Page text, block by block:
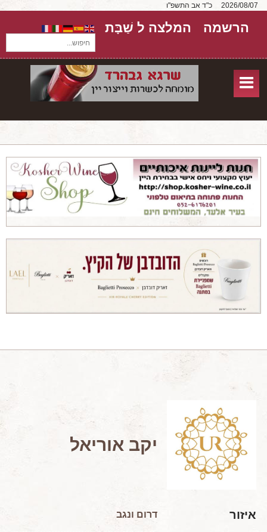
כ"ד אב התשפ"ו
חיפוש...
הרשמה המלצה ל שַׁבָּת
אודות
שירותים
יקבים
מאמרים
טורים על יקבים
מאמרים מקצועיים
מאמרים הלכתיים
המלצות יין לְ שַׁבָּת
חדשות ועדכונים
צור קשר
יקב אוריאל
איזור דרום ונגב